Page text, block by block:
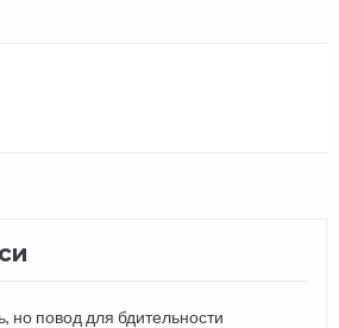
но повод для бдительности